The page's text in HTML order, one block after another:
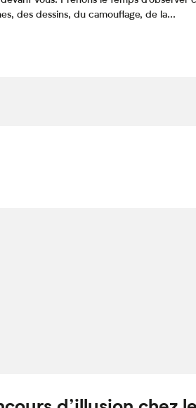
des dessins, du camouflage, de la...